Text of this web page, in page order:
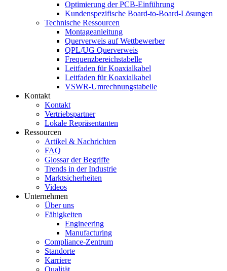
Optimierung der PCB-Einführung
Kundenspezifische Board-to-Board-Lösungen
Technische Ressourcen
Montageanleitung
Querverweis auf Wettbewerber
QPL/UG Querverweis
Frequenzbereichstabelle
Leitfaden für Koaxialkabel
Leitfaden für Koaxialkabel
VSWR-Umrechnungstabelle
Kontakt
Kontakt
Vertriebspartner
Lokale Repräsentanten
Ressourcen
Artikel & Nachrichten
FAQ
Glossar der Begriffe
Trends in der Industrie
Marktsicherheiten
Videos
Unternehmen
Über uns
Fähigkeiten
Engineering
Manufacturing
Compliance-Zentrum
Standorte
Karriere